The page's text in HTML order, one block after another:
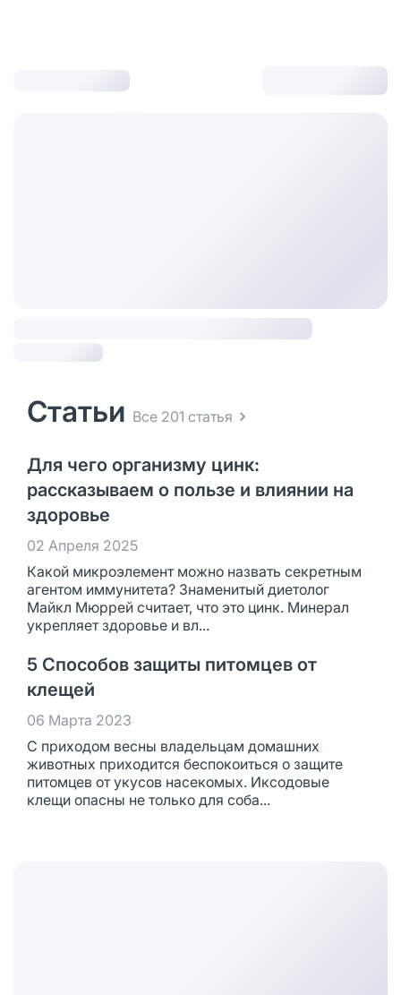
Статьи Все 201 статья
Для чего организму цинк:
рассказываем о пользе и влиянии на
здоровье
02 Апреля 2025
Какой микроэлемент можно назвать секретным
агентом иммунитета? Знаменитый диетолог
Майкл Мюррей считает, что это цинк. Минерал
укрепляет здоровье и вл...
5 Способов защиты питомцев от
клещей
06 Марта 2023
С приходом весны владельцам домашних
животных приходится беспокоиться о защите
питомцев от укусов насекомых. Иксодовые
клещи опасны не только для соба...